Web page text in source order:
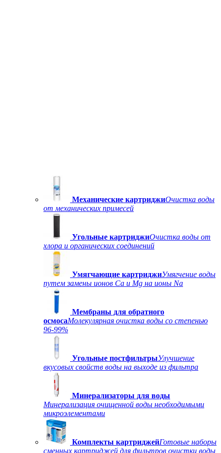
Механические картриджиОчистка воды
от механических примесей
Угольные картриджиОчистка воды от
хлора и органических соединений
Умягчающие картриджиУмягчение воды
путем замены ионов Ca и Mg на ионы Na
Мембраны для обратного
осмосаМолекулярная очистка воды со степенью
96-99%
Угольные постфильтрыУлучшение
вкусовых свойств воды на выходе из фильтра
Минерализаторы для воды
Минерализация очищенной воды необходимыми
микроэлементами
Комплекты картриджейГотовые наборы
сменных картриджей для фильтров очистки воды